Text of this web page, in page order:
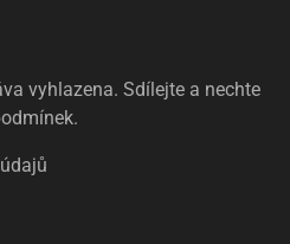
vyhlazena. Sdílejte a nechte